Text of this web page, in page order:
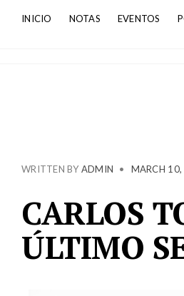
INICIO NOTAS EVENTOS
WRITTEN BY ADMIN • MARCH
CARLOS
ÚLTIMO